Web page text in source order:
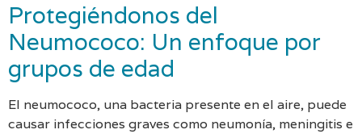
Protegiéndonos del
Neumococo: Un enfoque por
grupos de edad
El neumococo, una bacteria presente en el aire, puede
causar infecciones graves como neumonía, meningitis e